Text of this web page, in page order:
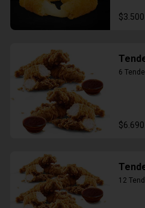
$3.500
6
$6.690
12